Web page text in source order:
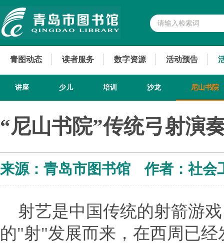
青图动态 读者服务 数字资源 活动预告
讲座 少儿 培训 沙龙 尼山书院
“尼山书院”传统弓射演
来源：青岛市图书馆 作者：社会
射艺是中国传统的射箭游
的"射"发展而来，在西周已